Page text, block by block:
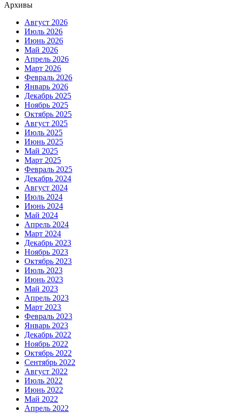
Архивы
Август 2026
Июль 2026
Июнь 2026
Май 2026
Апрель 2026
Март 2026
Февраль 2026
Январь 2026
Декабрь 2025
Ноябрь 2025
Октябрь 2025
Август 2025
Июль 2025
Июнь 2025
Май 2025
Март 2025
Февраль 2025
Декабрь 2024
Август 2024
Июль 2024
Июнь 2024
Май 2024
Апрель 2024
Март 2024
Декабрь 2023
Ноябрь 2023
Октябрь 2023
Июль 2023
Июнь 2023
Май 2023
Апрель 2023
Март 2023
Февраль 2023
Январь 2023
Декабрь 2022
Ноябрь 2022
Октябрь 2022
Сентябрь 2022
Август 2022
Июль 2022
Июнь 2022
Май 2022
Апрель 2022